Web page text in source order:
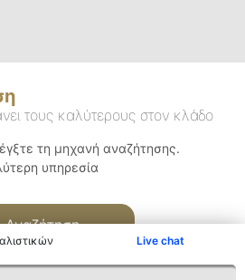
Live chat
τους καλύτερους στον κλάδο
τη μηχανή αναζήτησης.
υπηρεσία
Αναζήτηση